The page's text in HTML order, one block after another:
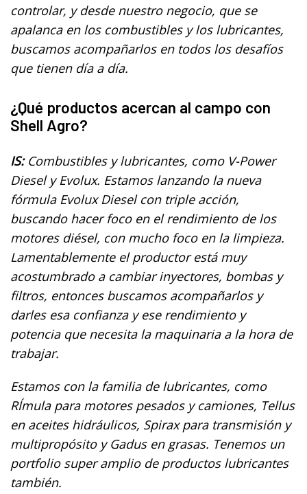
controlar, y desde nuestro negocio, que se
apalanca en los combustibles y los lubricantes,
buscamos acompañarlos en todos los desafíos
que tienen día a día.
¿Qué productos acercan al campo con
Shell Agro?
IS:Combustibles y lubricantes, como V-Power
Diesel y Evolux. Estamos lanzando la nueva
fórmula Evolux Diesel con triple acción,
buscando hacer foco en el rendimiento de los
motores diésel, con mucho foco en la limpieza.
Lamentablemente el productor está muy
acostumbrado a cambiar inyectores, bombas y
filtros, entonces buscamos acompañarlos y
darles esa confianza y ese rendimiento y
potencia que necesita la maquinaria a la hora de
trabajar.
Estamos con la familia de lubricantes, como
RÍmula para motores pesados y camiones, Tellus
en aceites hidráulicos, Spirax para transmisión y
multipropósito y Gadus en grasas. Tenemos un
portfolio super amplio de productos lubricantes
también.